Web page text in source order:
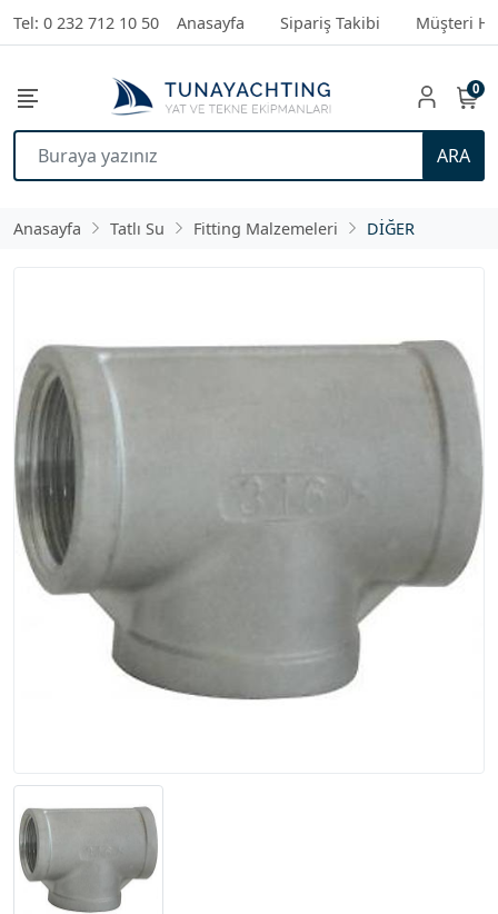
Tel: 0 232 712 10 50 Anasayfa Sipariş Takibi Müşteri
ARA
0
Anasayfa Tatlı Su Fitting Malzemeleri DİĞER